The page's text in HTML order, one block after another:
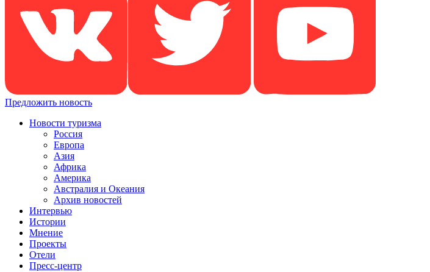
Предложить новость
Новости туризма
Россия
Европа
Азия
Африка
Америка
Австралия и Океания
Архив новостей
Интервью
Истории
Мнение
Проекты
Отели
Пресс-центр